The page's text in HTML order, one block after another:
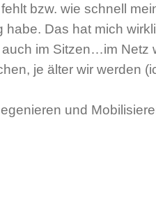
bzw. wie schnell
Das hat mich
im Sitzen…im Netz
je älter wir werden
und